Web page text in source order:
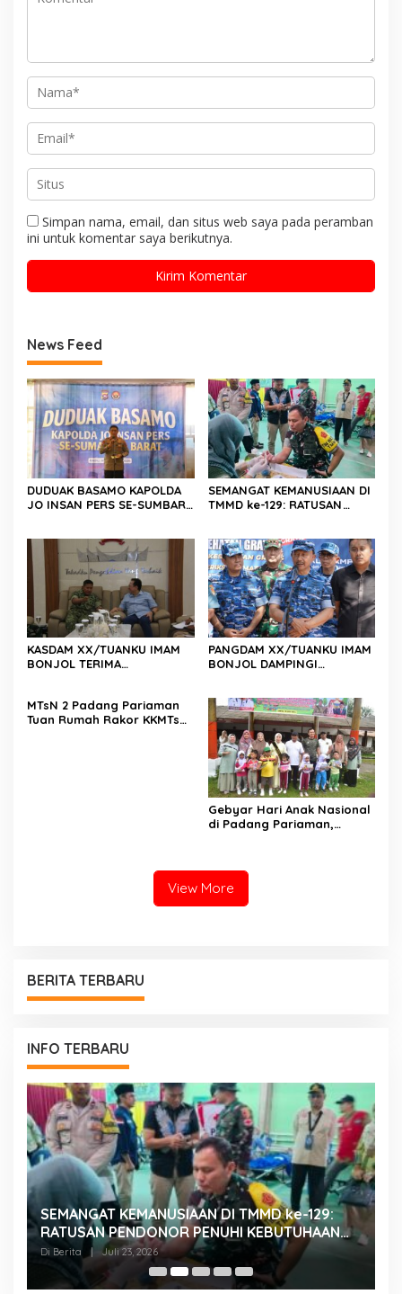
Simpan nama, email, dan situs web saya pada peramban
ini untuk komentar saya berikutnya.
News Feed
DUDUAK BASAMO KAPOLDA
JO INSAN PERS SE-SUMBAR,
Polri dan Media Demi
Kepentingan Masyarakat
SEMANGAT KEMANUSIAAN DI
TMMD ke-129: RATUSAN
KASDAM XX/TUANKU IMAM
BONJOL TERIMA
GUSMAN, S.E., M.B.A., DI
MAKODAM
PANGDAM XX/TUANKU IMAM
BONJOL DAMPINGI
SJAHRIR
MTsN 2 Padang Pariaman
Tuan Rumah Rakor KKMTs
Gebyar Hari Anak Nasional
di Padang Pariaman,
untuk Semua Anak
View More
BERITA TERBARU
INFO TERBARU
SEMANGAT KEMANUSIAAN DI TMMD ke-129:
RATUSAN PENDONOR PENUHI KEBUTUHAAN
STOK DARAH
Di Berita | Juli 23, 2026